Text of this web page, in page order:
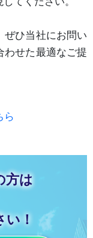
ぜひ当社にお問い
わせた最適なご提
ら
方は
！